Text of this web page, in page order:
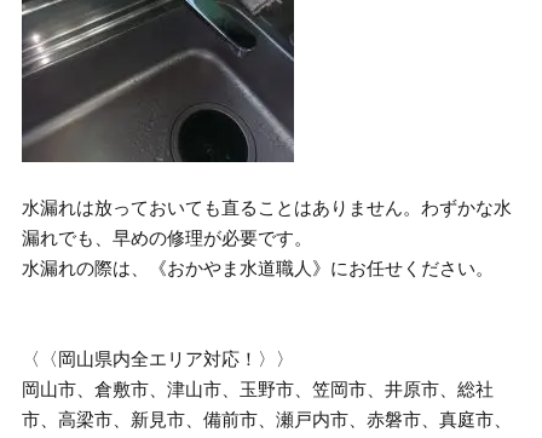
水漏れは放っておいても直ることはありません。わずかな水
漏れでも、早めの修理が必要です。
水漏れの際は、《おかやま水道職人》にお任せください。
〈〈岡山県内全エリア対応！〉〉
岡山市、倉敷市、津山市、玉野市、笠岡市、井原市、総社
市、高梁市、新見市、備前市、瀬戸内市、赤磐市、真庭市、